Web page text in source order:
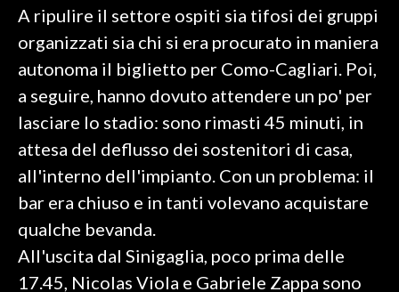
SARDEGNA TURISMO
#CARAUNIONE
3 MINUTI CON
INSULARITÀ
INFO AZIENDE
A ripulire il settore ospiti sia tifosi dei gruppi
organizzati sia chi si era procurato in maniera
autonoma il biglietto per Como-Cagliari. Poi,
a seguire, hanno dovuto attendere un po' per
lasciare lo stadio: sono rimasti 45 minuti, in
attesa del deflusso dei sostenitori di casa,
all'interno dell'impianto. Con un problema: il
bar era chiuso e in tanti volevano acquistare
qualche bevanda.
All'uscita dal Sinigaglia, poco prima delle
17.45, Nicolas Viola e Gabriele Zappa sono